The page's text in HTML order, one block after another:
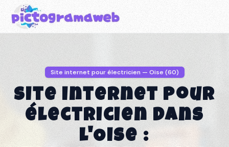
Site internet pour électricien — Oise (60)
Site internet pour
électricien dans
l'Oise :